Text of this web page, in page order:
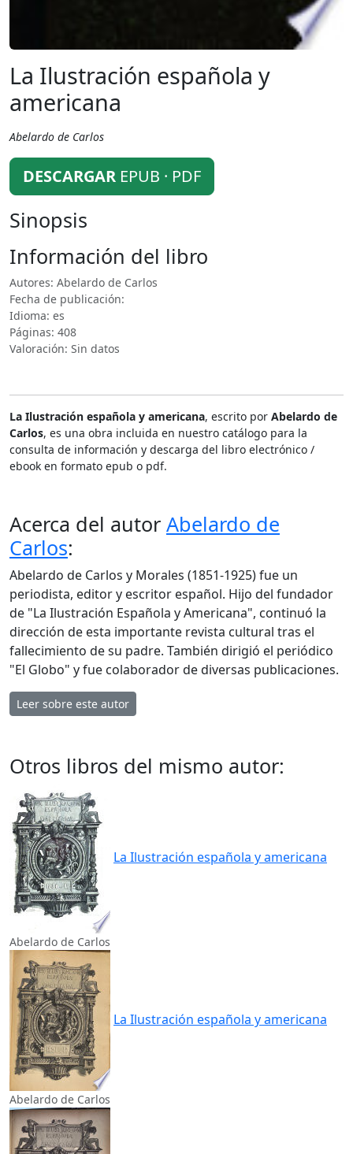
La Ilustración española y
americana
Abelardo de Carlos
DESCARGAR EPUB · PDF
Sinopsis
Información del libro
Autores: Abelardo de Carlos
Fecha de publicación:
Idioma: es
Páginas: 408
Valoración: Sin datos
La Ilustración española y americana, escrito por Abelardo de
Carlos, es una obra incluida en nuestro catálogo para la
consulta de información y descarga del libro electrónico /
ebook en formato epub o pdf.
Acerca del autor Abelardo de
Carlos:
Abelardo de Carlos y Morales (1851-1925) fue un
periodista, editor y escritor español. Hijo del fundador
de "La Ilustración Española y Americana", continuó la
dirección de esta importante revista cultural tras el
fallecimiento de su padre. También dirigió el periódico
"El Globo" y fue colaborador de diversas publicaciones.
Leer sobre este autor
Otros libros del mismo autor:
La Ilustración española y americana
Abelardo de Carlos
La Ilustración española y americana
Abelardo de Carlos